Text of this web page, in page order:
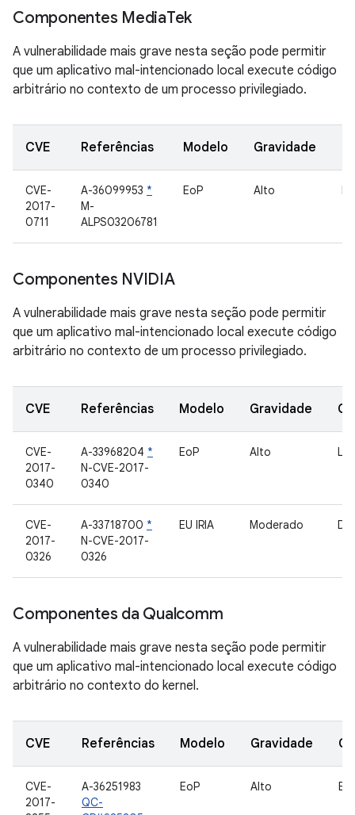
Componentes MediaTek
A vulnerabilidade mais grave nesta seção pode permitir
que um aplicativo mal-intencionado local execute código
arbitrário no contexto de um processo privilegiado.
CVE Referências Modelo Gravidade
CVE-
2017-
0711
A-36099953 *
M-
ALPS03206781
EoP Alto
Componentes NVIDIA
A vulnerabilidade mais grave nesta seção pode permitir
que um aplicativo mal-intencionado local execute código
arbitrário no contexto de um processo privilegiado.
CVE Referências Modelo Gravidade
CVE-
2017-
0340
A-33968204 *
N-CVE-2017-
0340
EoP Alto
CVE-
2017-
0326
A-33718700 *
N-CVE-2017-
0326
EU IRIA Moderado
Componentes da Qualcomm
A vulnerabilidade mais grave nesta seção pode permitir
que um aplicativo mal-intencionado local execute código
arbitrário no contexto do kernel.
CVE Referências Modelo Gravidade
CVE-
2017-
A-36251983
QC-
EoP Alto